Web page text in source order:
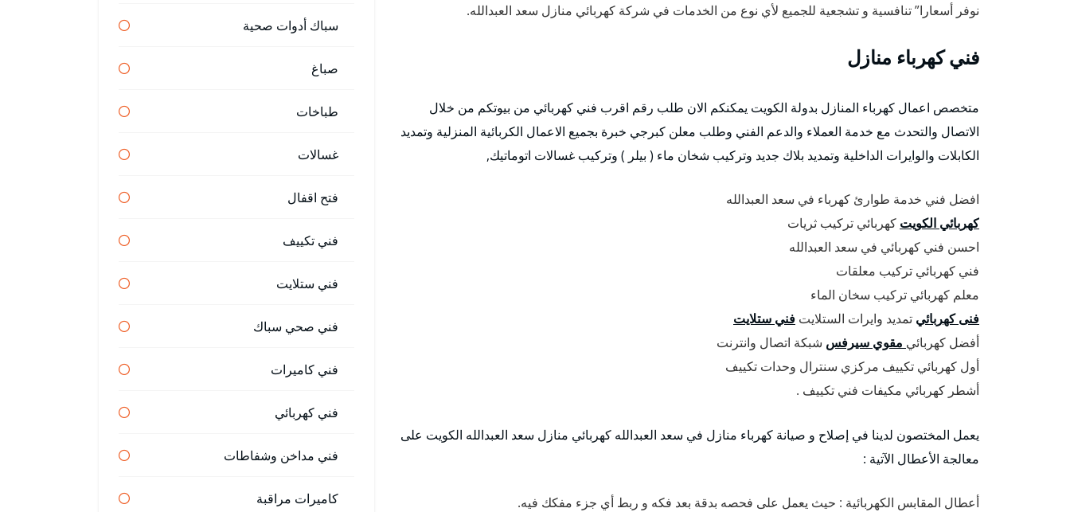
نوفر أسعارا” تنافسية و تشجعية للجميع لأي نوع من الخدمات في شركة كهربائي منازل سعد العبدالله.
فني كهرباء منازل
متخصص اعمال كهرباء المنازل بدولة الكويت يمكنكم الان طلب رقم اقرب فني كهربائي من بيوتكم من خلال
الاتصال والتحدث مع خدمة العملاء والدعم الفني وطلب معلن كبرجي خبرة بجميع الاعمال الكربائية المنزلية وتمديد
الكابلات والوايرات الداخلية وتمديد بلاك جديد وتركيب شخان ماء ( بيلر ) وتركيب غسالات اتوماتيك,
افضل فني خدمة طوارئ كهرباء في سعد العبدالله
كهربائي الكويت كهربائي تركيب ثريات
احسن فني كهربائي في سعد العبدالله
فني كهربائي تركيب معلقات
معلم كهربائي تركيب سخان الماء
فنى كهربائي تمديد وايرات الستلايت فني ستلايت
أفضل كهربائي مقوي سيرفس شبكة اتصال وانترنت
أول كهربائي تكييف مركزي سنترال وحدات تكييف
أشطر كهربائي مكيفات فني تكييف .
يعمل المختصون لدينا في إصلاح و صيانة كهرباء منازل في سعد العبدالله كهربائي منازل سعد العبدالله الكويت على
معالجة الأعطال الآتية :
أعطال المقابس الكهربائية : حيث يعمل على فحصه بدقة بعد فكه و ربط أي جزء مفكك فيه.
سباك أدوات صحية
صباغ
طباخات
غسالات
فتح اقفال
فني تكييف
فني ستلايت
فني صحي سباك
فني كاميرات
فني كهربائي
فني مداخن وشفاطات
كاميرات مراقبة